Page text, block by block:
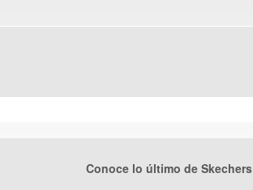
Conoce lo último de Skechers